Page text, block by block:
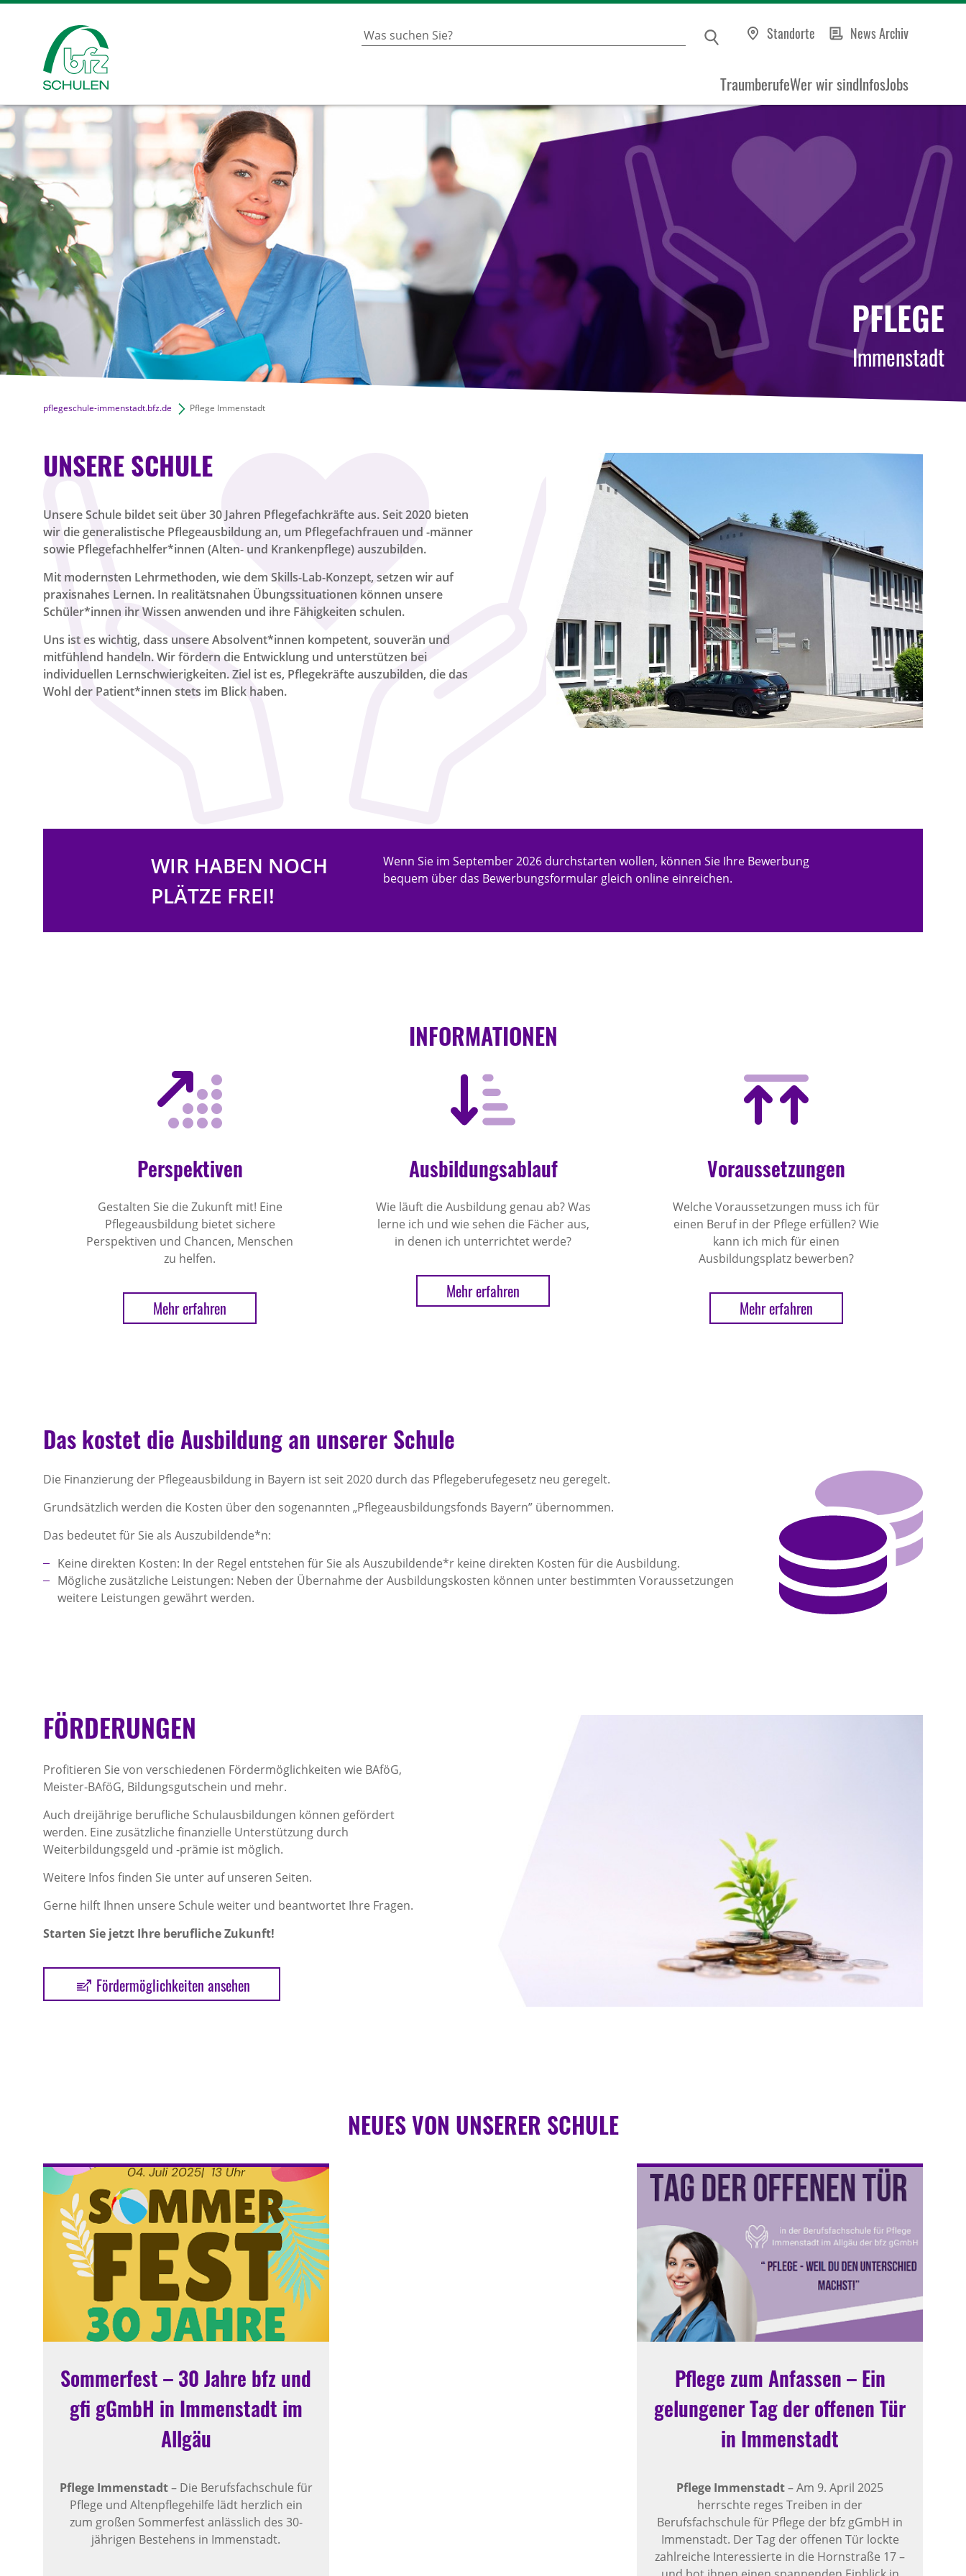
Standorte News Archiv
TraumberufeWer wir sindInfosJobs
PFLEGE
Immenstadt
pflegeschule-immenstadt.bfz.de Pflege Immenstadt
UNSERE SCHULE
Unsere Schule bildet seit über 30 Jahren Pflegefachkräfte aus. Seit 2020 bieten
wir die generalistische Pflegeausbildung an, um Pflegefachfrauen und -männer
sowie Pflegefachhelfer*innen (Alten- und Krankenpflege) auszubilden.
Mit modernsten Lehrmethoden, wie dem Skills-Lab-Konzept, setzen wir auf
praxisnahes Lernen. In realitätsnahen Übungssituationen können unsere
Schüler*innen ihr Wissen anwenden und ihre Fähigkeiten schulen.
Uns ist es wichtig, dass unsere Absolvent*innen kompetent, souverän und
mitfühlend handeln. Wir fördern die Entwicklung und unterstützen bei
individuellen Lernschwierigkeiten. Ziel ist es, Pflegekräfte auszubilden, die das
Wohl der Patient*innen stets im Blick haben.
WIR HABEN NOCH
PLÄTZE FREI!
Wenn Sie im September 2026 durchstarten wollen, können Sie Ihre Bewerbung
bequem über das Bewerbungsformular gleich online einreichen.
INFORMATIONEN
Perspektiven
Gestalten Sie die Zukunft mit! Eine
Pflegeausbildung bietet sichere
Perspektiven und Chancen, Menschen
zu helfen.
Mehr erfahren
Ausbildungsablauf
Wie läuft die Ausbildung genau ab? Was
lerne ich und wie sehen die Fächer aus,
in denen ich unterrichtet werde?
Mehr erfahren
Voraussetzungen
Welche Voraussetzungen muss ich für
einen Beruf in der Pflege erfüllen? Wie
kann ich mich für einen
Ausbildungsplatz bewerben?
Mehr erfahren
Das kostet die Ausbildung an unserer Schule
Die Finanzierung der Pflegeausbildung in Bayern ist seit 2020 durch das Pflegeberufegesetz neu geregelt.
Grundsätzlich werden die Kosten über den sogenannten „Pflegeausbildungsfonds Bayern” übernommen.
Das bedeutet für Sie als Auszubildende*n:
Keine direkten Kosten: In der Regel entstehen für Sie als Auszubildende*r keine direkten Kosten für die Ausbildung.
Mögliche zusätzliche Leistungen: Neben der Übernahme der Ausbildungskosten können unter bestimmten Voraussetzungen
weitere Leistungen gewährt werden.
FÖRDERUNGEN
Profitieren Sie von verschiedenen Fördermöglichkeiten wie BAföG,
Meister-BAföG, Bildungsgutschein und mehr.
Auch dreijährige berufliche Schulausbildungen können gefördert
werden. Eine zusätzliche finanzielle Unterstützung durch
Weiterbildungsgeld und -prämie ist möglich.
Weitere Infos finden Sie unter auf unseren Seiten.
Gerne hilft Ihnen unsere Schule weiter und beantwortet Ihre Fragen.
Starten Sie jetzt Ihre berufliche Zukunft!
Fördermöglichkeiten ansehen
NEUES VON UNSERER SCHULE
Sommerfest – 30 Jahre bfz und
gfi gGmbH in Immenstadt im
Allgäu
Pflege Immenstadt– Die Berufsfachschule für
Pflege und Altenpflegehilfe lädt herzlich ein
zum großen Sommerfest anlässlich des 30-
jährigen Bestehens in Immenstadt.
Pflege zum Anfassen – Ein
gelungener Tag der offenen Tür
in Immenstadt
Pflege Immenstadt– Am 9. April 2025
herrschte reges Treiben in der
Berufsfachschule für Pflege der bfz gGmbH in
Immenstadt. Der Tag der offenen Tür lockte
zahlreiche Interessierte in die Hornstraße 17 –